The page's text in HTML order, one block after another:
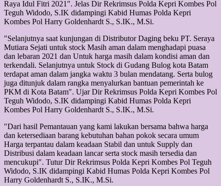
Raya Idul Fitri 2021″. Jelas Dir Rekrimsus Polda Kepri Kombes Pol
Teguh Widodo, S.IK didampingi Kabid Humas Polda Kepri
Kombes Pol Harry Goldenhardt S., S.IK., M.Si.
″Selanjutnya saat kunjungan di Distributor Daging beku PT. Seraya
Mutiara Sejati untuk stock Masih aman dalam menghadapi puasa
dan lebaran 2021 dan Untuk harga masih dalam kondisi aman dan
terkendali. Selanjutnya untuk Stock di Gudang Bulog kota Batam
terdapat aman dalam jangka waktu 3 bulan mendatang. Serta bulog
juga ditunjuk dalam rangka menyalurkan bantuan pemerintah ke
PKM di Kota Batam″. Ujar Dir Rekrimsus Polda Kepri Kombes Pol
Teguh Widodo, S.IK didampingi Kabid Humas Polda Kepri
Kombes Pol Harry Goldenhardt S., S.IK., M.Si.
″Dari hasil Pemantauan yang kami lakukan bersama bahwa harga
dan ketersediaan barang kebutuhan bahan pokok secara umum
Harga terpantau dalam keadaan Stabil dan untuk Supply dan
Distribusi dalam keadaan lancar serta stock masih tersedia dan
mencukupi″. Tutur Dir Rekrimsus Polda Kepri Kombes Pol Teguh
Widodo, S.IK didampingi Kabid Humas Polda Kepri Kombes Pol
Harry Goldenhardt S., S.IK., M.Si.